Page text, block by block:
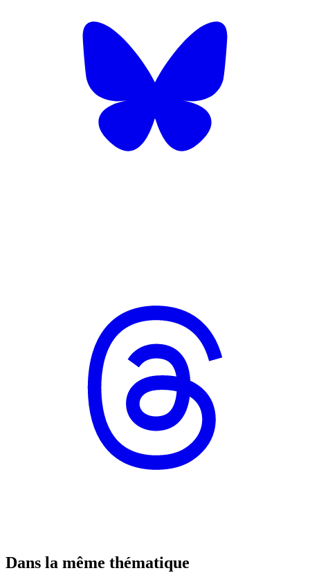
Dans la même thématique